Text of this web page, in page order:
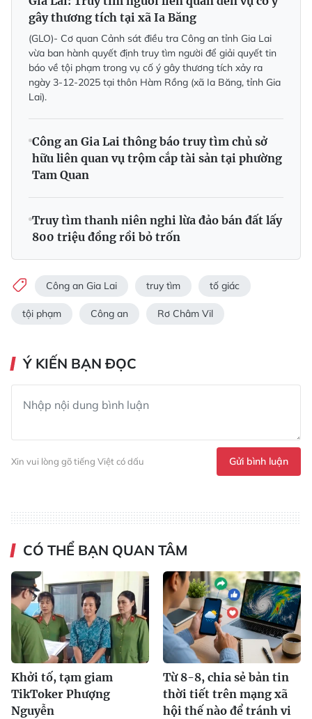
gây thương tích tại xã Ia Băng
(GLO)- Cơ quan Cảnh sát điều tra Công an tỉnh Gia Lai
vừa ban hành quyết định truy tìm người để giải quyết tin
báo về tội phạm trong vụ cố ý gây thương tích xảy ra
ngày 3-12-2025 tại thôn Hàm Rồng (xã Ia Băng, tỉnh Gia
Lai).
Công an Gia Lai thông báo truy tìm chủ sở
hữu liên quan vụ trộm cắp tài sản tại phường
Tam Quan
Truy tìm thanh niên nghi lừa đảo bán đất lấy
800 triệu đồng rồi bỏ trốn
Công an Gia Lai truy tìm tố giác
tội phạm Công an Rơ Châm Vil
Ý KIẾN BẠN ĐỌC
Xin vui lòng gõ tiếng Việt có dấu Gửi bình luận
CÓ THỂ BẠN QUAN TÂM
Khởi tố, tạm giam
TikToker Phượng
Nguyễn
Từ 8-8, chia sẻ bản tin
thời tiết trên mạng xã
hội thế nào để tránh vi